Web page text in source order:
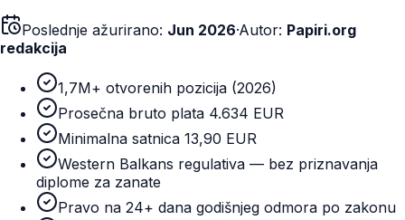
Poslednje ažurirano: Jun 2026·Autor: Papiri.org
redakcija
1,7M+ otvorenih pozicija (2026)
Prosečna bruto plata 4.634 EUR
Minimalna satnica 13,90 EUR
Western Balkans regulativa — bez priznavanja
diplome za zanate
Pravo na 24+ dana godišnjeg odmora po zakonu